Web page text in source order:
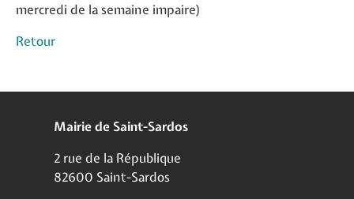
mercredi de la semaine impaire)
Retour
Mairie de Saint-Sardos
2 rue de la République
82600 Saint-Sardos